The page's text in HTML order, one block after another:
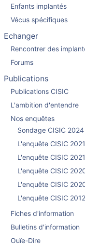
Enfants implantés
Vécus spécifiques
Echanger
Rencontrer des
Forums
Publications
Publications CISIC
L'ambition d'entendre
Nos enquêtes
Sondage CISIC
L'enquête CISIC
L'enquête CISIC
L'enquête CISIC
L'enquête CISIC
L'enquête CISIC
Fiches d'information
Bulletins d'information
Ouïe-Dire